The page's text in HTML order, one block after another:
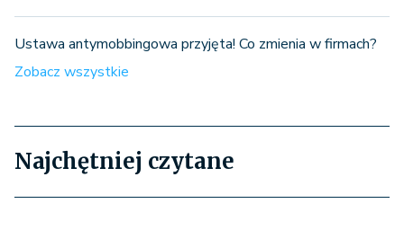
Ustawa antymobbingowa przyjęta! Co zmienia w firmach?
Zobacz wszystkie
Najchętniej czytane